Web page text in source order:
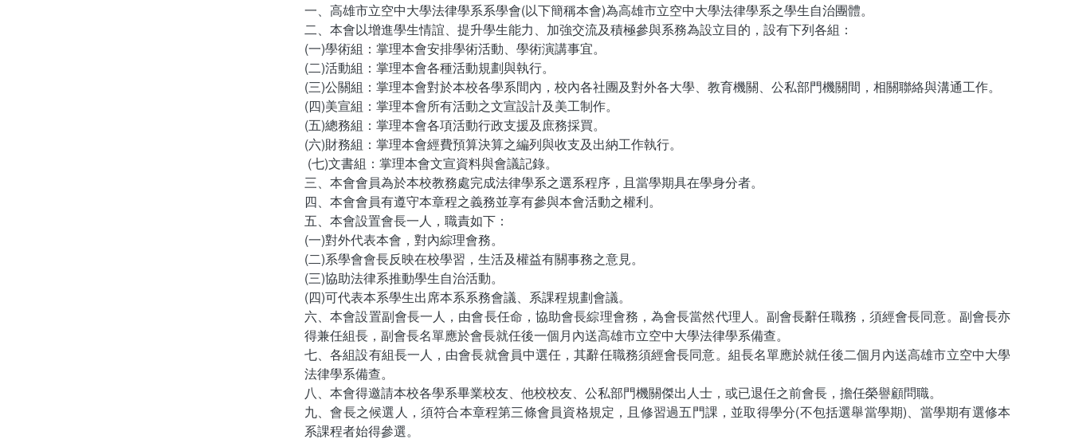
一、高雄市立空中大學法律學系系學會(以下簡稱本會)為高雄市立空中大學法律學系之學生自治團體。
二、本會以增進學生情誼、提升學生能力、加強交流及積極參與系務為設立目的，設有下列各組：
(一)學術組：掌理本會安排學術活動、學術演講事宜。
(二)活動組：掌理本會各種活動規劃與執行。
(三)公關組：掌理本會對於本校各學系間內，校內各社團及對外各大學、教育機關、公私部門機關間，相關聯絡與溝通工作。
(四)美宣組：掌理本會所有活動之文宣設計及美工制作。
(五)總務組：掌理本會各項活動行政支援及庶務採買。
(六)財務組：掌理本會經費預算決算之編列與收支及出納工作執行。
(七)文書組：掌理本會文宣資料與會議記錄。
三、本會會員為於本校教務處完成法律學系之選系程序，且當學期具在學身分者。
四、本會會員有遵守本章程之義務並享有參與本會活動之權利。
五、本會設置會長一人，職責如下：
(一)對外代表本會，對內綜理會務。
(二)系學會會長反映在校學習，生活及權益有關事務之意見。
(三)協助法律系推動學生自治活動。
(四)可代表本系學生出席本系系務會議、系課程規劃會議。
六、本會設置副會長一人，由會長任命，協助會長綜理會務，為會長當然代理人。副會長辭任職務，須經會長同意。副會長亦
得兼任組長，副會長名單應於會長就任後一個月內送高雄市立空中大學法律學系備查。
七、各組設有組長一人，由會長就會員中選任，其辭任職務須經會長同意。組長名單應於就任後二個月內送高雄市立空中大學
法律學系備查。
八、本會得邀請本校各學系畢業校友、他校校友、公私部門機關傑出人士，或已退任之前會長，擔任榮譽顧問職。
九、會長之候選人，須符合本章程第三條會員資格規定，且修習過五門課，並取得學分(不包括選舉當學期)、當學期有選修本
系課程者始得參選。